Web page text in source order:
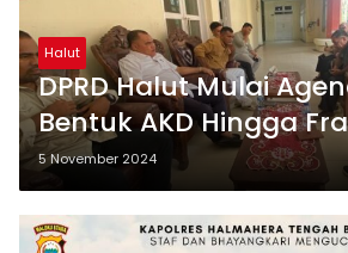
Halut
DPRD Halut Mulai
Bentuk AKD Hingga
5 November 2024